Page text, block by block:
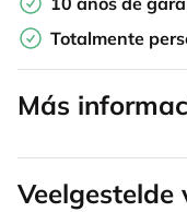
Totalmente
Más
Veelgestelde